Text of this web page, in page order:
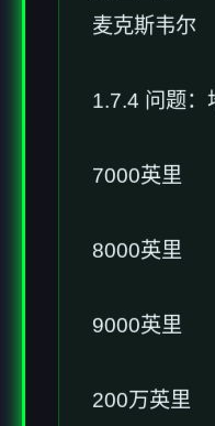
麦克斯韦尔
1.7.4 问题：
7000英里
8000英里
9000英里
200万英里